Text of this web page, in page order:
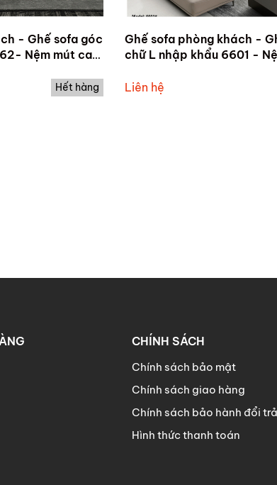
- Ghế sofa góc
Nệm mút cao
Hết hàng
Ghế sofa phòng khách -
chữ L nhập khẩu 6601 -
Liên hệ
CHÍNH SÁCH
Chính sách bảo mật
Chính sách giao hàng
Chính sách bảo hành đổi trả
Hình thức thanh toán